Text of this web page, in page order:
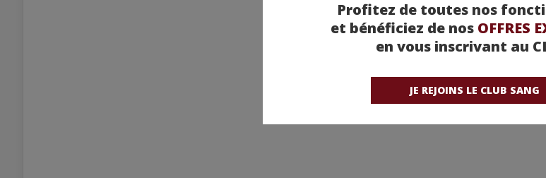
Profitez de toutes nos
et bénéficiez de nos OFFRES
en vous inscrivant au
JE REJOINS LE CLUB SANG